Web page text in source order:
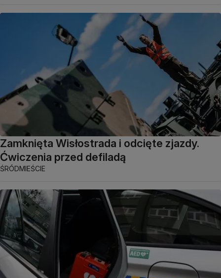
Zamknięta Wisłostrada i odcięte zjazdy.
Ćwiczenia przed defiladą
ŚRÓDMIEŚCIE